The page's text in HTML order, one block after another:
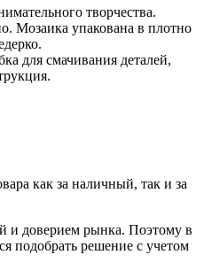
творчества.
Мозаика упакована в плотно
для смачивания деталей,
как за наличный, так и за
и доверием рынка. Поэтому в
подобрать решение с учетом